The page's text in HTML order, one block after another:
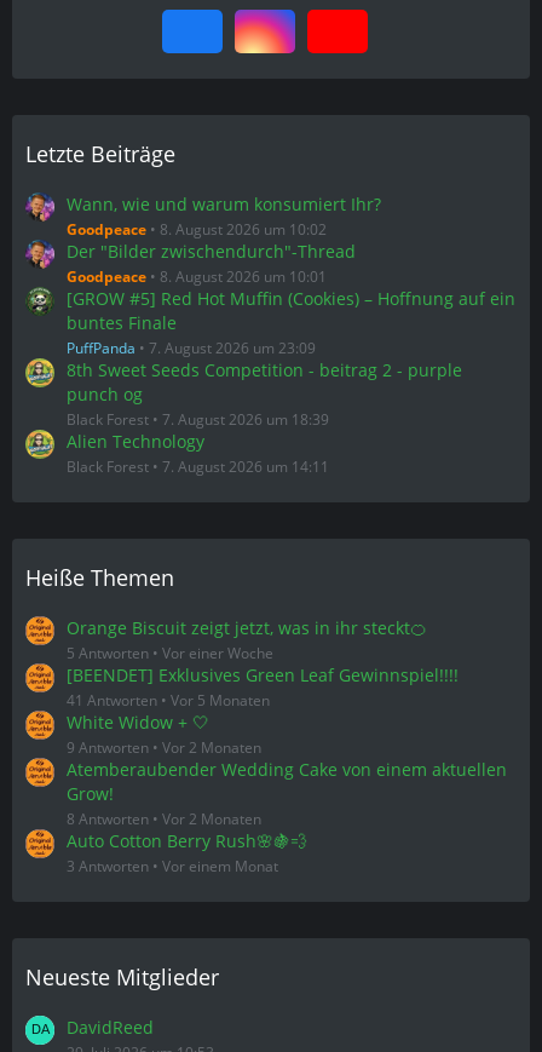
Letzte Beiträge
Wann, wie und warum konsumiert Ihr?
Goodpeace 8. August 2026 um 10:02
Der "Bilder zwischendurch"-Thread
Goodpeace 8. August 2026 um 10:01
[GROW #5] Red Hot Muffin (Cookies) – Hoffnung auf ein
buntes Finale
PuffPanda 7. August 2026 um 23:09
8th Sweet Seeds Competition - beitrag 2 - purple
punch og
Black Forest 7. August 2026 um 18:39
Alien Technology
Black Forest 7. August 2026 um 14:11
Heiße Themen
Orange Biscuit zeigt jetzt, was in ihr steckt🍊
5 Antworten Vor einer Woche
[BEENDET] Exklusives Green Leaf Gewinnspiel!!!!
41 Antworten Vor 5 Monaten
White Widow + 🤍
9 Antworten Vor 2 Monaten
Atemberaubender Wedding Cake von einem aktuellen
Grow!
8 Antworten Vor 2 Monaten
Auto Cotton Berry Rush🌸🍇💨
3 Antworten Vor einem Monat
Neueste Mitglieder
DavidReed